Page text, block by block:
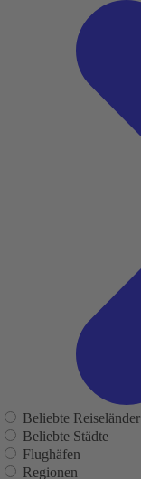
Beliebte Reiseländer
Beliebte Städte
Flughäfen
Regionen